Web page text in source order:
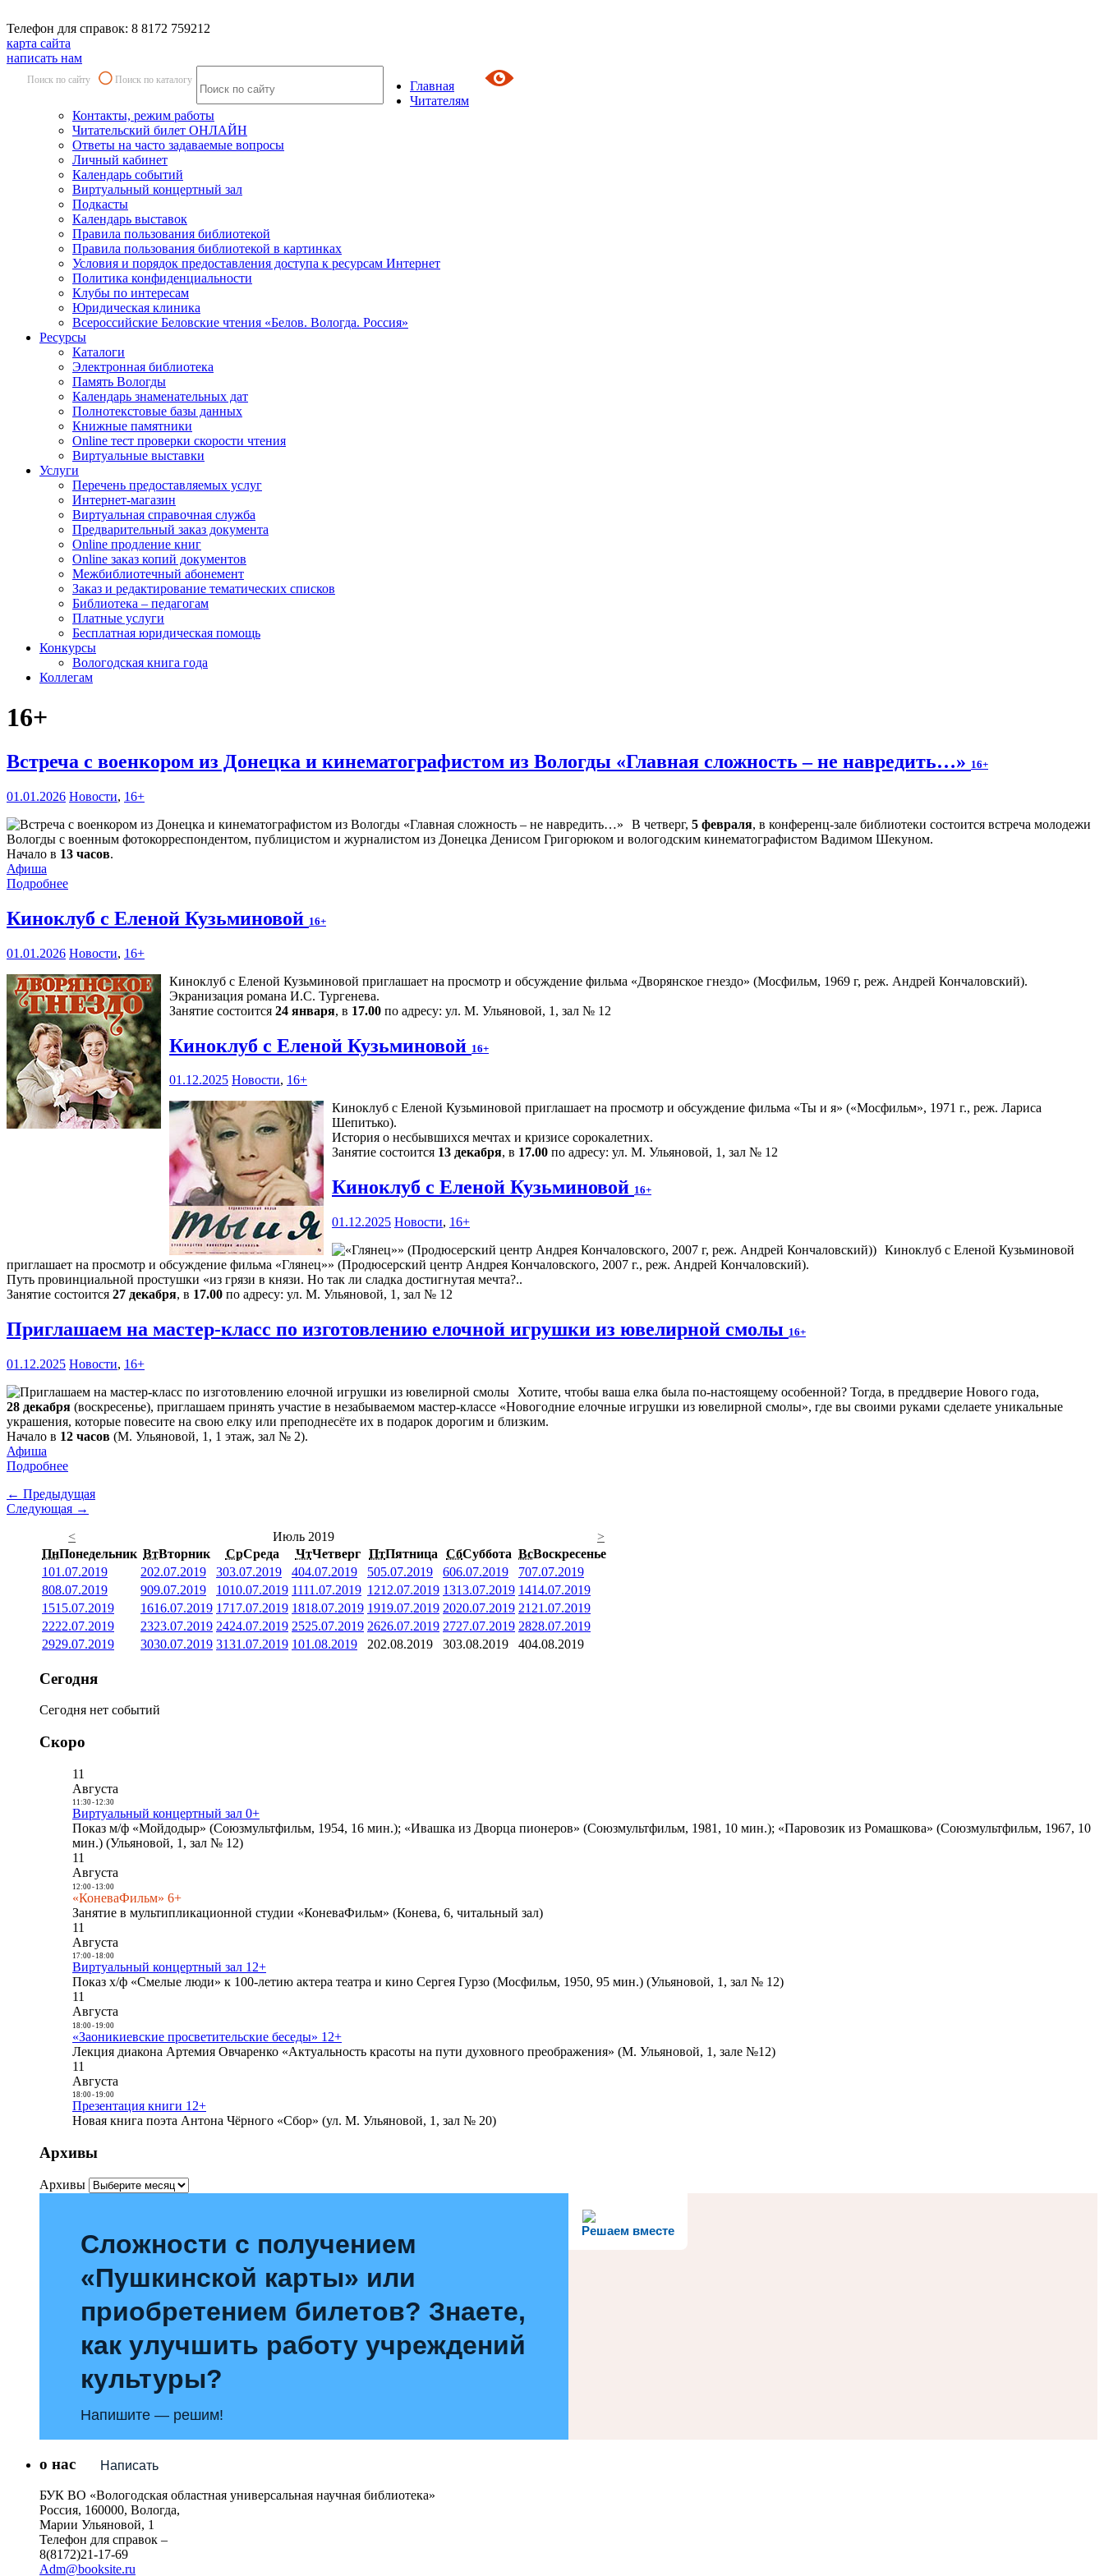
Телефон для справок: 8 8172 759212
карта сайта
написать нам
Поиск по сайту Поиск по каталогу
Главная
Читателям
Контакты, режим работы
Читательский билет ОНЛАЙН
Ответы на часто задаваемые вопросы
Личный кабинет
Календарь событий
Виртуальный концертный зал
Подкасты
Календарь выставок
Правила пользования библиотекой
Правила пользования библиотекой в картинках
Условия и порядок предоставления доступа к ресурсам Интернет
Политика конфиденциальности
Клубы по интересам
Юридическая клиника
Всероссийские Беловские чтения «Белов. Вологда. Россия»
Ресурсы
Каталоги
Электронная библиотека
Память Вологды
Календарь знаменательных дат
Полнотекстовые базы данных
Книжные памятники
Online тест проверки скорости чтения
Виртуальные выставки
Услуги
Перечень предоставляемых услуг
Интернет-магазин
Виртуальная справочная служба
Предварительный заказ документа
Online продление книг
Online заказ копий документов
Межбиблиотечный абонемент
Заказ и редактирование тематических списков
Библиотека – педагогам
Платные услуги
Бесплатная юридическая помощь
Конкурсы
Вологодская книга года
Коллегам
16+
Встреча с военкором из Донецка и кинематографистом из Вологды «Главная сложность – не навредить…» 16+
01.01.2026 Новости, 16+
В четверг, 5 февраля, в конференц-зале библиотеки состоится встреча молодежи
Вологды с военным фотокорреспондентом, публицистом и журналистом из Донецка Денисом Григорюком и вологодским кинематографистом Вадимом Шекуном.
Начало в 13 часов.
Афиша
Подробнее
Киноклуб с Еленой Кузьминовой 16+
01.01.2026 Новости, 16+
Киноклуб с Еленой Кузьминовой приглашает на просмотр и обсуждение фильма «Дворянское гнездо» (Мосфильм, 1969 г, реж. Андрей Кончаловский).
Экранизация романа И.С. Тургенева.
Занятие состоится 24 января, в 17.00 по адресу: ул. М. Ульяновой, 1, зал № 12
Киноклуб с Еленой Кузьминовой 16+
01.12.2025 Новости, 16+
Киноклуб с Еленой Кузьминовой приглашает на просмотр и обсуждение фильма «Ты и я» («Мосфильм», 1971 г., реж. Лариса
Шепитько).
История о несбывшихся мечтах и кризисе сорокалетних.
Занятие состоится 13 декабря, в 17.00 по адресу: ул. М. Ульяновой, 1, зал № 12
Киноклуб с Еленой Кузьминовой 16+
01.12.2025 Новости, 16+
Киноклуб с Еленой Кузьминовой
приглашает на просмотр и обсуждение фильма «Глянец»» (Продюсерский центр Андрея Кончаловского, 2007 г., реж. Андрей Кончаловский).
Путь провинциальной простушки «из грязи в князи. Но так ли сладка достигнутая мечта?..
Занятие состоится 27 декабря, в 17.00 по адресу: ул. М. Ульяновой, 1, зал № 12
Приглашаем на мастер-класс по изготовлению елочной игрушки из ювелирной смолы 16+
01.12.2025 Новости, 16+
Хотите, чтобы ваша елка была по-настоящему особенной? Тогда, в преддверие Нового года,
28 декабря (воскресенье), приглашаем принять участие в незабываемом мастер-классе «Новогодние елочные игрушки из ювелирной смолы», где вы своими руками сделаете уникальные
украшения, которые повесите на свою елку или преподнесёте их в подарок дорогим и близким.
Начало в 12 часов (М. Ульяновой, 1, 1 этаж, зал № 2).
Афиша
Подробнее
← Предыдущая
Следующая →
<
Июль 2019
>
ПнПонедельник ВтВторник СрСреда ЧтЧетверг ПтПятница СбСуббота ВсВоскресенье
101.07.2019 202.07.2019 303.07.2019 404.07.2019 505.07.2019 606.07.2019 707.07.2019
808.07.2019 909.07.2019 1010.07.2019 1111.07.2019 1212.07.2019 1313.07.2019 1414.07.2019
1515.07.2019 1616.07.2019 1717.07.2019 1818.07.2019 1919.07.2019 2020.07.2019 21 21.07.2019
2222.07.2019 2323.07.2019 2424.07.2019 2525.07.2019 2626.07.2019 2727.07.2019 2828.07.2019
2929.07.2019 3030.07.2019 3131.07.2019 101.08.2019 202.08.2019 303.08.2019 404.08.2019
Сегодня
Сегодня нет событий
Скоро
11
Августа
11:30- 12:30
Виртуальный концертный зал 0+
Показ м/ф «Мойдодыр» (Союзмультфильм, 1954, 16 мин.); «Ивашка из Дворца пионеров» (Союзмультфильм, 1981, 10 мин.); «Паровозик из Ромашкова» (Союзмультфильм, 1967, 10
мин.) (Ульяновой, 1, зал № 12)
11
Августа
12:00- 13:00
«КоневаФильм» 6+
Занятие в мультипликационной студии «КоневаФильм» (Конева, 6, читальный зал)
11
Августа
17:00- 18:00
Виртуальный концертный зал 12+
Показ х/ф «Смелые люди» к 100-летию актера театра и кино Сергея Гурзо (Мосфильм, 1950, 95 мин.) (Ульяновой, 1, зал № 12)
11
Августа
18:00- 19:00
«Заоникиевские просветительские беседы» 12+
Лекция диакона Артемия Овчаренко «Актуальность красоты на пути духовного преображения» (М. Ульяновой, 1, зале №12)
11
Августа
18:00- 19:00
Презентация книги 12+
Новая книга поэта Антона Чёрного «Сбор» (ул. М. Ульяновой, 1, зал № 20)
Архивы
Архивы
Решаем вместе
Сложности с получением
«Пушкинской карты» или
приобретением билетов? Знаете,
как улучшить работу учреждений
культуры?
Напишите — решим!
Написать
о нас
БУК ВО «Вологодская областная универсальная научная библиотека»
Россия, 160000, Вологда,
Марии Ульяновой, 1
Телефон для справок –
8(8172)21-17-69
Adm@booksite.ru